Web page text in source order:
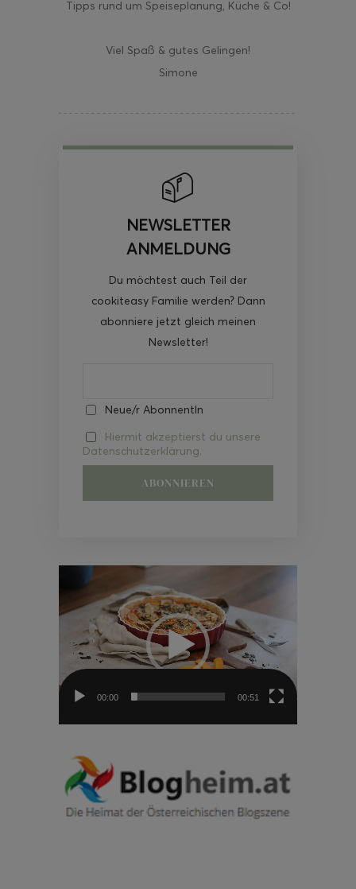
Tipps rund um Speiseplanung, Küche & Co!
Viel Spaß & gutes Gelingen!
Simone
NEWSLETTER
ANMELDUNG
Du möchtest auch Teil der
cookiteasy Familie werden? Dann
abonniere jetzt gleich meinen
Newsletter!
Neue/r AbonnentIn
Hiermit akzeptierst du unsere
Datenschutzerklärung.
Video-
00:00 00:51